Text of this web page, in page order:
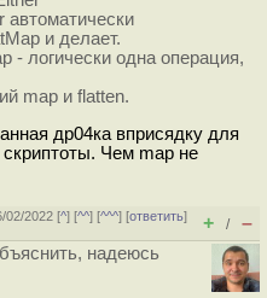
автоматически
и делает.
- логически одна операция,
map и flatten.
др04ка вприсядку для
скриптоты. Чем map не
02/2022 [^] [^^] [^^^] [ответить]
+ / –
надеюсь